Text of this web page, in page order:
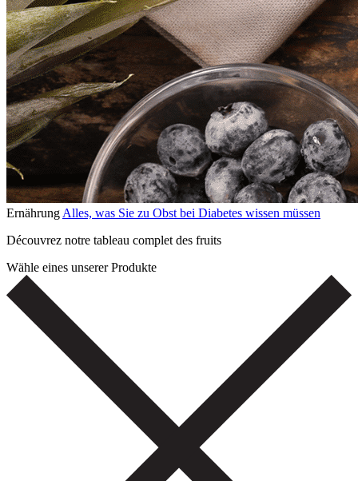
Ernährung Alles, was Sie zu Obst bei Diabetes wissen müssen
Découvrez notre tableau complet des fruits
Wähle eines unserer Produkte